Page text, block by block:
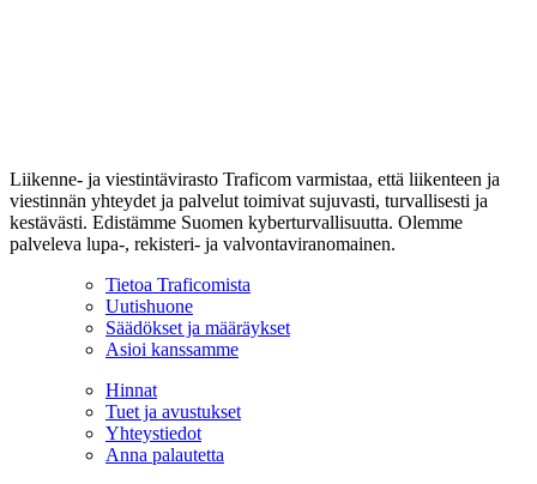
Liikenne- ja viestintävirasto Traficom varmistaa, että liikenteen ja
viestinnän yhteydet ja palvelut toimivat sujuvasti, turvallisesti ja
kestävästi. Edistämme Suomen kyberturvallisuutta. Olemme
palveleva lupa-, rekisteri- ja valvontaviranomainen.
Tietoa Traficomista
Uutishuone
Säädökset ja määräykset
Asioi kanssamme
Hinnat
Tuet ja avustukset
Yhteystiedot
Anna palautetta